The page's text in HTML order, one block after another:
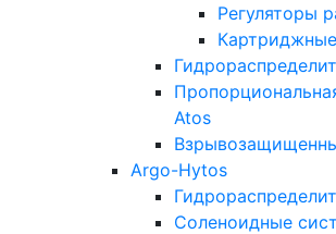
Регуляторы
Atos
Argo-Hytos
Соленоидные